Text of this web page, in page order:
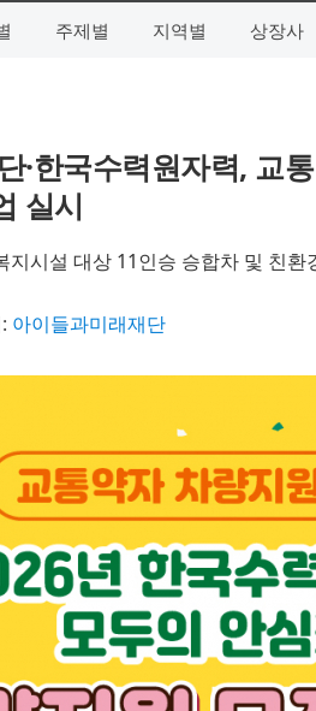
주제별 지역별 상장사
·한국수력원자력, 교
실시
지시설 대상 11인승 승합차 및 친환
아이들과미래재단